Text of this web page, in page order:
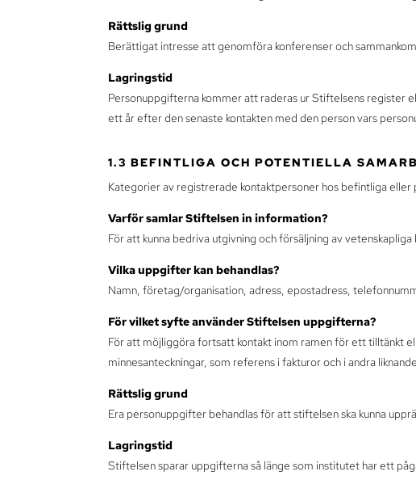
Rättslig grund
Berättigat intresse att genomföra konferenser och
Lagringstid
Personuppgifterna kommer att raderas ur Stiftelsens register
ett år efter den senaste kontakten med den person vars
1.3 BEFINTLIGA OCH POTENTIELLA
Kategorier av registrerade kontaktpersoner hos befintliga eller
Varför samlar Stiftelsen in information?
För att kunna bedriva utgivning och försäljning av vetenskapliga
Vilka uppgifter kan behandlas?
Namn, företag/organisation, adress, epostadress,
För vilket syfte använder Stiftelsen uppgifterna?
För att möjliggöra fortsatt kontakt inom ramen för ett tilltänkt
minnesanteckningar, som referens i fakturor och i andra
Rättslig grund
Era personuppgifter behandlas för att stiftelsen ska kunna
Lagringstid
Stiftelsen sparar uppgifterna så länge som institutet har ett